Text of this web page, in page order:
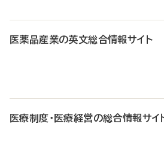
医薬品産業の英文総合情報サイト
医療制度・医療経営の総合情報サイ